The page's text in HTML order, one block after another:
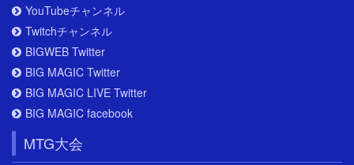
YouTubeチャンネル
Twitchチャンネル
BIGWEB Twitter
BIG MAGIC Twitter
BIG MAGIC LIVE Twitter
BIG MAGIC facebook
MTG大会